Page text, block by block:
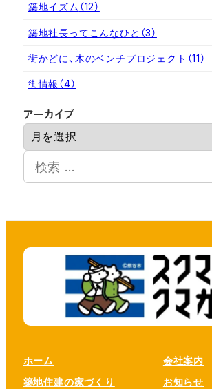
築地イズム （12）
築地社長ってこんなひと （3）
街かどに、木のベンチプロジェクト （11）
街情報 （4）
アーカイブ
カ
検
ホーム
築地住建の家づくり
会社案内
お知らせ